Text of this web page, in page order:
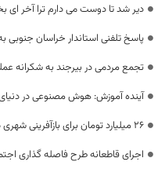
دیر شد تا دوست می دارم ترا آخر ای
پاسخ تلفنی استاندار خراسان جنوبی
تجمع مردمی در بیرجند به شکرانه
آینده آموزش: هوش مصنوعی در
۲۶ میلیارد تومان برای بازآفرینی شهری در خراسان جنوبی هزینه شد
اجرای قاطعانه طرح فاصله گذاری